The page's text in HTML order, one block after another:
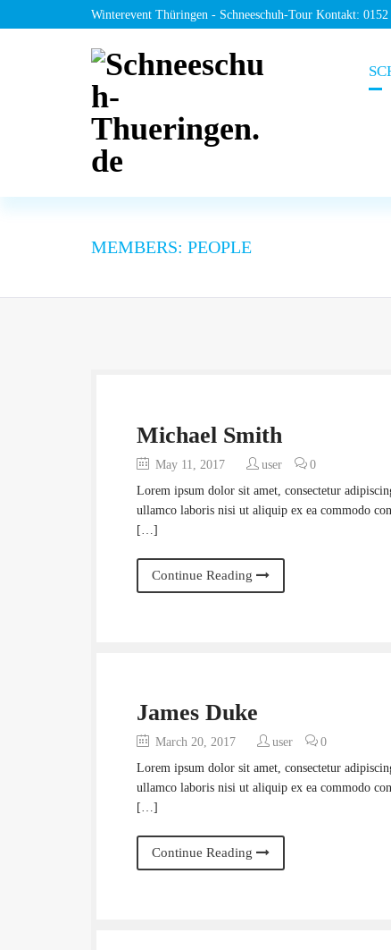
Winterevent Thüringen - Schneeschuh-Tour Kontakt:
MEMBERS: PEOPLE
Michael Smith
May 11, 2017 user
0
Lorem ipsum dolor sit amet, consectetur
ullamco laboris nisi ut aliquip ex ea commodo
[…]
Continue Reading
James Duke
March 20, 2017 user
0
Lorem ipsum dolor sit amet, consectetur
ullamco laboris nisi ut aliquip ex ea commodo
[…]
Continue Reading